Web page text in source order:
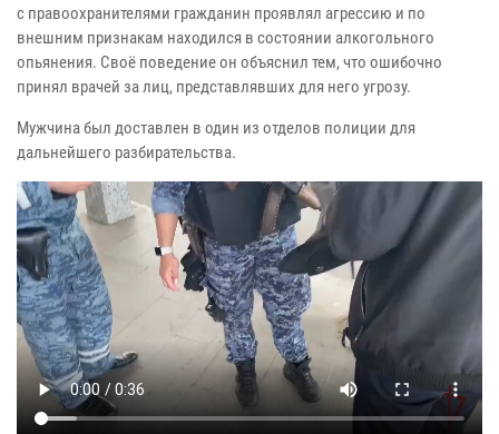
с правоохранителями гражданин проявлял агрессию и по
внешним признакам находился в состоянии алкогольного
опьянения. Своё поведение он объяснил тем, что ошибочно
принял врачей за лиц, представлявших для него угрозу.
Мужчина был доставлен в один из отделов полиции для
дальнейшего разбирательства.